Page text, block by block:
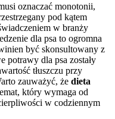
oznaczać monotonii,
pod kątem
w branży
dla psa to ogromna
być skonsultowany z
potrawy dla psa zostały
tłuszczu przy
zauważyć, że dieta
który wymaga od
w codziennym